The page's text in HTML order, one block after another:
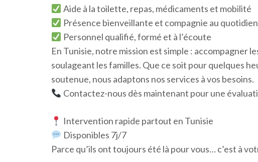
Aide à la toilette, repas, médicaments et mobilité
Présence bienveillante et compagnie au quotidien
Personnel qualifié, formé et à l’écoute
En Tunisie, notre mission est simple : accompagner
soulageant les familles. Que ce soit pour quelques
soutenue, nous adaptons nos services à vos besoins.
Contactez-nous dès maintenant pour une
Intervention rapide partout en Tunisie
Disponibles 7j/7
Parce qu’ils ont toujours été là pour vous… c’est à